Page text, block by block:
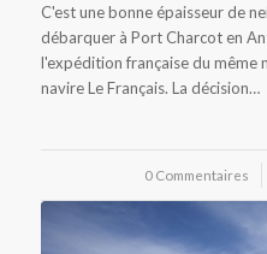
C'est une bonne épaisseur de
débarquer à Port Charcot en
l'expédition française du même
navire Le Français. La décision…
0 Commentaires
/